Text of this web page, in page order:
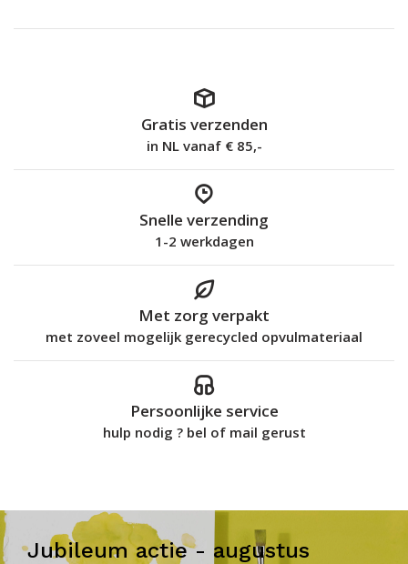
Gratis verzenden
in NL vanaf € 85,-
Snelle verzending
1-2 werkdagen
Met zorg verpakt
met zoveel mogelijk gerecycled opvulmateriaal
Persoonlijke service
hulp nodig ? bel of mail gerust
Jubileum actie - augustus